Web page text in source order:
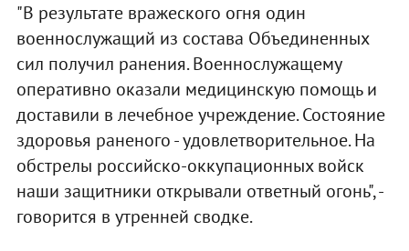
"В результате вражеского огня один
военнослужащий из состава Объединенных
сил получил ранения. Военнослужащему
оперативно оказали медицинскую помощь и
доставили в лечебное учреждение. Состояние
здоровья раненого - удовлетворительное. На
обстрелы российско-оккупационных войск
наши защитники открывали ответный огонь", -
говорится в утренней сводке.